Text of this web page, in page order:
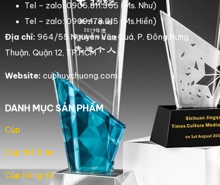
Tel – zalo: 0906.811.365 (Ms. Như)
Tel – zalo: 0909.178.015 (Ms.Hiền)
Địa chỉ: 964/55 Nguyễn Văn Quá, P. Đông Hưng
Thuận, Quận 12, TP.HCM
Website: cuphuychuong.com
DANH MỤC SẢN PHẨM
Cúp
Cúp thể thao
Cúp bóng đá